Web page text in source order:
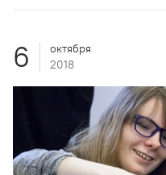
6
октября
2018